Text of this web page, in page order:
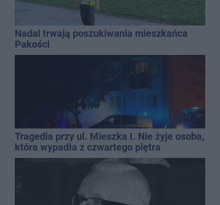
Nadal trwają poszukiwania mieszkańca
Pakości
Tragedia przy ul. Mieszka I. Nie żyje osoba,
która wypadła z czwartego piętra